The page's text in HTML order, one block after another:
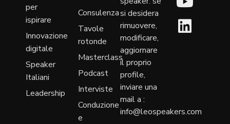
per
ispirare
Innovazione
digitale
Speaker
Italiani
Leadership
Consulenza
Tavole
rotonde
Masterclass
Podcast
Interviste
Conduzione
e
si desidera
rimuovere,
modificare,
aggiornare
il proprio
profile,
inviare una
mail a :
info@leospeakers.com